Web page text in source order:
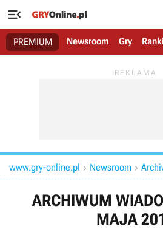

PREMIUM Newsroom Gry
www.gry-online.pl  Newsroom 
ARCHIWUM
MAJA